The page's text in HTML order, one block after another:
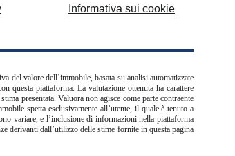
del valore dell’immobile, basata su analisi automatizzate
questa piattaforma. La valutazione ottenuta ha carattere
presentata. Valuora non agisce come parte contraente
spetta esclusivamente all’utente, il quale è tenuto a
variare, e l’inclusione di informazioni nella piattaforma
derivanti dall’utilizzo delle stime fornite in questa pagina
Informativa sui cookie